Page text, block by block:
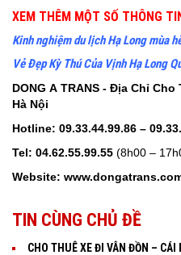
XEM THÊM MỘT SỐ THÔNG
Kinh nghiệm du lịch Hạ Long mùa
Vẻ Đẹp Kỳ Thú Của Vịnh Hạ Long
DONG A TRANS - Địa Chỉ
Hà Nội
Hotline: 09.33.44.99.86 –
Tel: 04.62.55.99.55 (8h00 –
Website:
TIN CÙNG CHỦ ĐỀ
CHO THUÊ XE ĐI VÂN ĐỒN – CÁI